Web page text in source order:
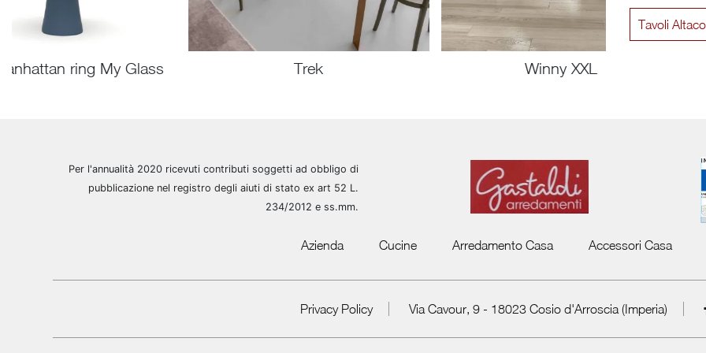
ring My Glass Trek Winny XXL
Tavoli
Per l'annualità 2020 ricevuti contributi soggetti ad obbligo di
pubblicazione nel registro degli aiuti di stato ex art 52 L.
234/2012 e ss.mm.
Azienda Cucine Arredamento Casa Accessori Casa
Privacy Policy Via Cavour, 9 - 18023 Cosio d'Arroscia (Imperia)